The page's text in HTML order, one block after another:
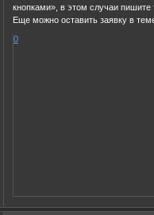
кнопками», в этом случаи пишите
Еще можно оставить заявку в
0